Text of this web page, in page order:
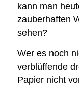
kann man
zauberhaften
sehen?
Wer es noch
verblüffende
Papier nicht